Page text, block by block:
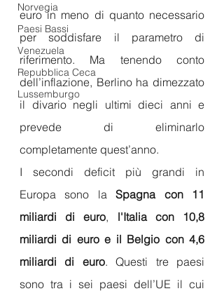
Norvegia
Paesi Bassi
Venezuela
Repubblica Ceca
Lussemburgo
euro in meno di quanto necessario
per soddisfare il parametro di
riferimento. Ma tenendo conto
dell’inflazione, Berlino ha dimezzato
il divario negli ultimi dieci anni e
prevede di eliminarlo
completamente quest’anno.
I secondi deficit più grandi in
Europa sono la Spagna con 11
miliardi di euro, l'Italia con 10,8
miliardi di euro e il Belgio con 4,6
miliardi di euro. Questi tre paesi
sono tra i sei paesi dell’UE il cui